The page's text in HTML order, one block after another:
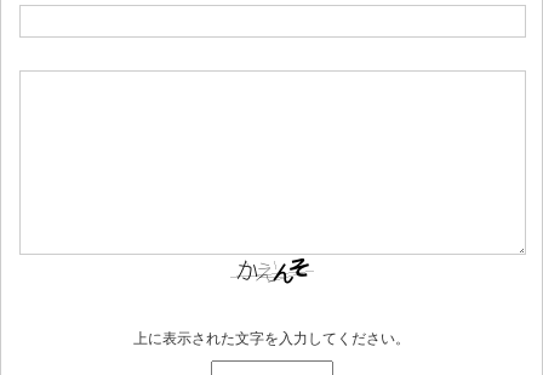
上に表示された文字を入力してください。